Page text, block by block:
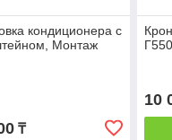
кондиционера с
Монтаж
₸
10